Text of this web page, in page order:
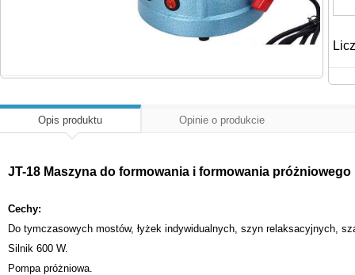
Opis produktu Opinie o produkcie
JT-18 Maszyna do formowania i formowania
Cechy:
Do tymczasowych mostów, łyżek indywidualnych, szyn relaksacyjnych,
Silnik 600 W.
Pompa próżniowa.